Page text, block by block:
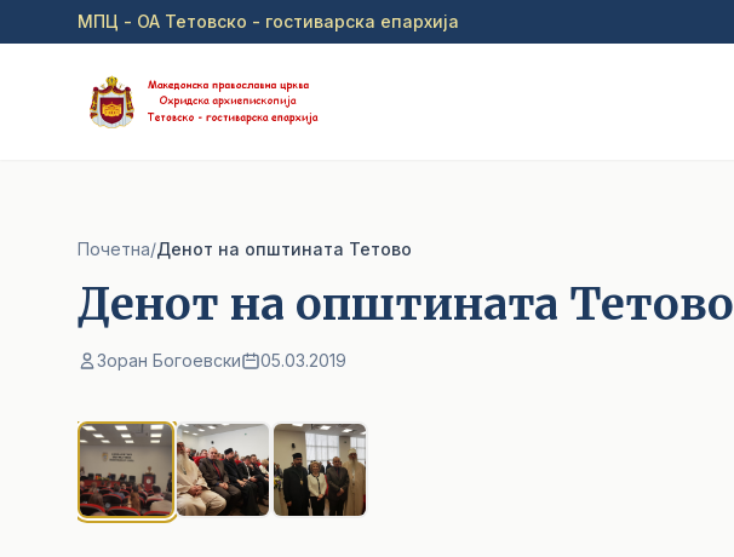
Прејди на главна содржина
МПЦ - ОА Тетовско - гостиварска епархија
Почетна/Денот на општината Тетово
Денот на општината Тетово
Зоран Богоевски 05.03.2019